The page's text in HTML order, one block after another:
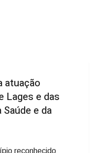
e das
e da
no atendimento a